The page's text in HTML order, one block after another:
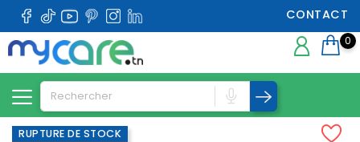
CONTACT
0
RUPTURE DE STOCK